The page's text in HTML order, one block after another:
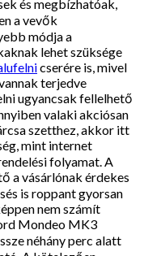
és megbízhatóak,
a vevők
módja a
lehet szüksége
cserére is, mivel
terjedve
ugyancsak fellelhető
valaki akciósan
szetthez, akkor itt
mint internet
folyamat. A
a vásárlónak érdekes
is roppant gyorsan
nem számít
Mondeo MK3
néhány perc alatt